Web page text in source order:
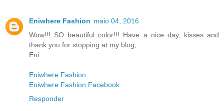
Eniwhere Fashion maio 04, 2016
Wow!!! SO beautiful color!!! Have a nice day, kisses and
thank you for stopping at my blog,
Eni
Eniwhere Fashion
Eniwhere Fashion Facebook
Responder